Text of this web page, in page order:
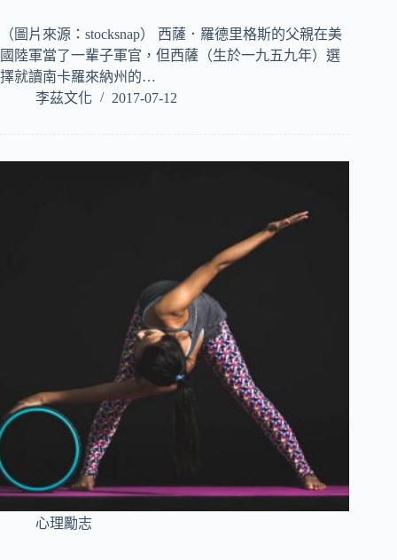
（圖片來源：stocksnap） 西薩．羅德里格斯的父親在美
國陸軍當了一輩子軍官，但西薩（生於一九五九年）選
擇就讀南卡羅來納州的…
李茲文化
2017-07-12
心理勵志